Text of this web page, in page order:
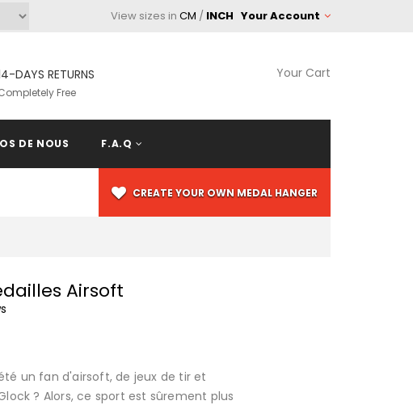
Your Account
View sizes in CM / INCH
DAYS RETURNS
Free
Your Cart
DE NOUS F.A.Q
CREATE YOUR OWN MEDAL HANGER
Airsoft
un fan d'airsoft, de jeux de tir et
? Alors, ce sport est sûrement plus